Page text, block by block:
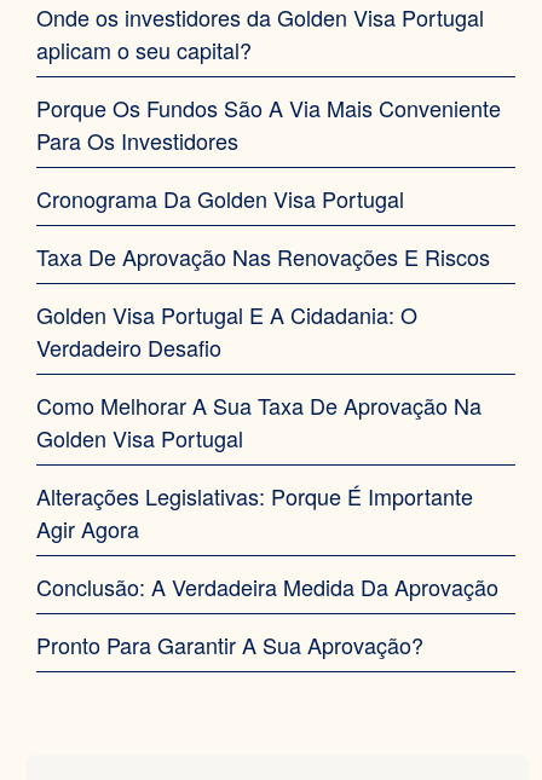
Onde os investidores da Golden Visa Portugal
aplicam o seu capital?
Porque Os Fundos São A Via Mais Conveniente
Para Os Investidores
Cronograma Da Golden Visa Portugal
Taxa De Aprovação Nas Renovações E Riscos
Golden Visa Portugal E A Cidadania: O
Verdadeiro Desafio
Como Melhorar A Sua Taxa De Aprovação Na
Golden Visa Portugal
Alterações Legislativas: Porque É Importante
Agir Agora
Conclusão: A Verdadeira Medida Da Aprovação
Pronto Para Garantir A Sua Aprovação?